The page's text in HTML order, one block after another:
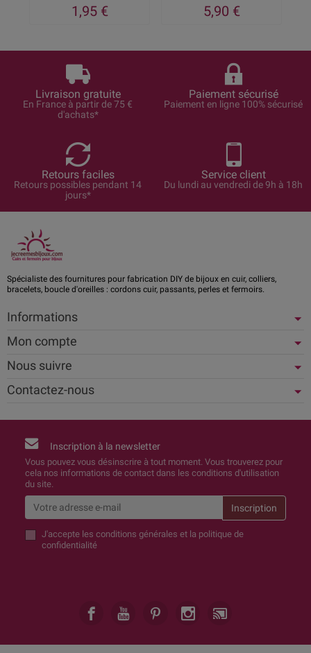
1,95 € 5,90 €
Livraison gratuite
En France à partir de 75 €
d'achats*
Paiement sécurisé
Paiement en ligne 100% sécurisé
Retours faciles
Retours possibles pendant 14
jours*
Service client
Du lundi au vendredi de 9h à 18h
Spécialiste des fournitures pour fabrication DIY de bijoux en cuir, colliers,
bracelets, boucle d'oreilles : cordons cuir, passants, perles et fermoirs.
Informations
Mon compte
Nous suivre
Contactez-nous
Inscription à la newsletter
Vous pouvez vous désinscrire à tout moment. Vous trouverez pour
cela nos informations de contact dans les conditions d'utilisation
du site.
J'accepte les conditions générales et la politique de
confidentialité